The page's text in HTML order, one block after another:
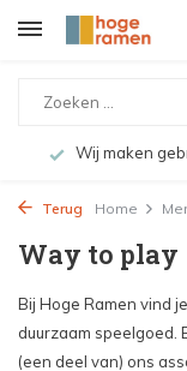
Wij maken
Terug Home
Way to play
Bij Hoge Ramen vind
duurzaam speelgoed.
(een deel van) ons